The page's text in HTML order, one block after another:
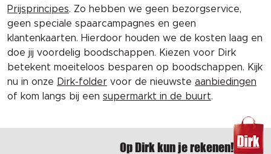
Prijsprincipes. Zo hebben we geen bezorgservice,
geen speciale spaarcampagnes en geen
klantenkaarten. Hierdoor houden we de kosten laag en
doe jij voordelig boodschappen. Kiezen voor Dirk
betekent moeiteloos besparen op boodschappen. Kijk
nu in onze Dirk-folder voor de nieuwste aanbiedingen
of kom langs bij een supermarkt in de buurt.
Op Dirk kun je rekenen!